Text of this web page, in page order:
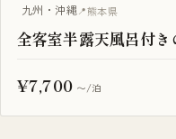
温泉旅館
九州・沖縄 熊本県
全客室半露天風呂付
¥7,700 〜/泊